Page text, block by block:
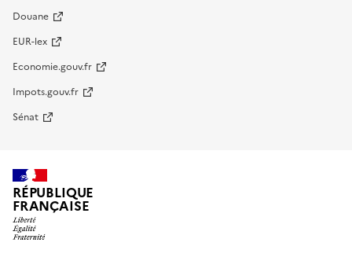
Douane
EUR-lex
Economie.gouv.fr
Impots.gouv.fr
Sénat
RÉPUBLIQUE
FRANÇAISE